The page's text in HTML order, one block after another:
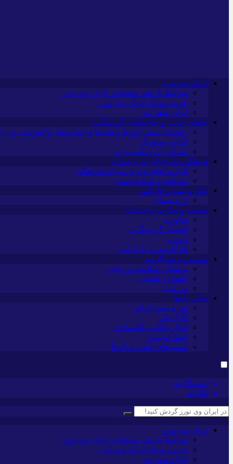
ایران وی تورز
شرایط بازنشر محتوا در ایران وی تورز
خرید رپورتاژ ایران وی تورز
ایران سفر تور
جاهای دیدنی و جاذبه‌های گردشگری
راهنمای سفر (تورها و هتل‌ها و حمل‌و‌نقل و آموزشی و…)
غذا و رستوران
کشاورزی و دامپروری
فرهنگ و تاریخ (ایران و جهان)
گزارش‌های خبری میراث فرهنگی
سوغات و صنایع دستی
بانک و بیمه و فارکس
ارزدیجیتال
صنعت و تجارت و خدمات
فناوری
اقتصاد گردشگری
خودرو
کارآفرینی و بازاریابی
عمومی و سرگرمی
پزشکی، سلامت و زیبایی
حقوق و قضایی
ورزشی
سایر راه‌ها
تور و سفر ایرانی
کارا دیلی
اخبار بانکی و اقتصادی
بلیط اتوبوس
مسیرهای نجف به کربلا
اینستاگرام
تلگرام
ایران وی تورز
شرایط بازنشر محتوا در ایران وی تورز
خرید رپورتاژ ایران وی تورز
ایران سفر تور